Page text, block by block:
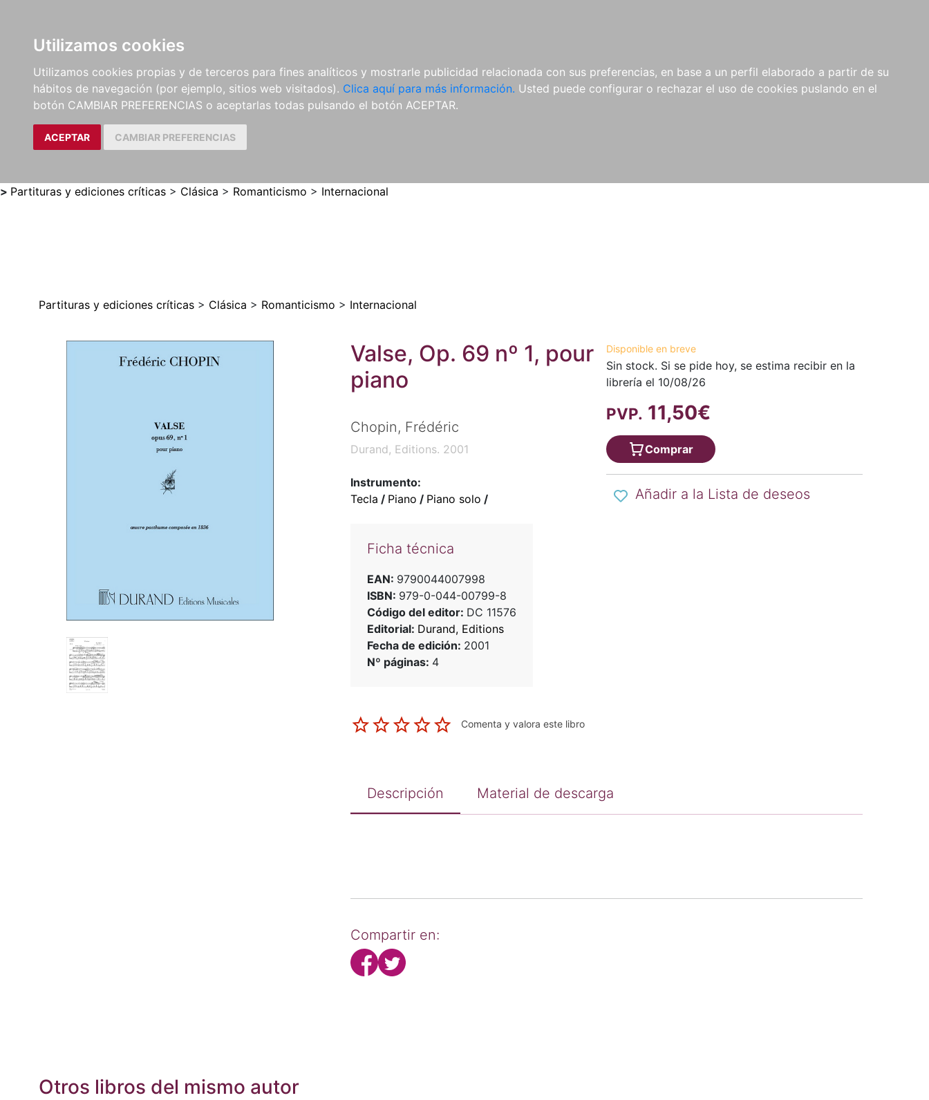
Utilizamos cookies
Utilizamos cookies propias y de terceros para fines analíticos y mostrarle publicidad relacionada con sus preferencias, en base a un perfil elaborado a partir de su
hábitos de navegación (por ejemplo, sitios web visitados). Clica aquí para más información. Usted puede configurar o rechazar el uso de cookies puslando en el
botón CAMBIAR PREFERENCIAS o aceptarlas todas pulsando el botón ACEPTAR.
ACEPTAR CAMBIAR PREFERENCIAS
LIBROS
MÉTODOS Y
EJERCICIOS
PARTITURAS Y EDICIONES
CRÍTICAS
REVISTAS
CDS Y
DVDS
MATERIAL
COMPLEMENTARIO
NOVEDADES NOTICIAS
COMPRAS
INSTITUCIONALES
> Partituras y ediciones críticas > Clásica > Romanticismo > Internacional
Partituras y ediciones críticas > Clásica > Romanticismo > Internacional
Valse, Op. 69 nº 1, pour
piano
Chopin, Frédéric
Durand, Editions. 2001
Instrumento:
Tecla / Piano / Piano solo /
Ficha técnica
EAN: 9790044007998
ISBN: 979-0-044-00799-8
Código del editor: DC 11576
Editorial: Durand, Editions
Fecha de edición: 2001
Nº páginas: 4
Comenta y valora este libro
Disponible en breve
Sin stock. Si se pide hoy, se estima recibir en la
librería el 10/08/26
PVP. 11,50€
Comprar
Añadir a la Lista de deseos
Descripción Material de descarga
Compartir en:
Otros libros del mismo autor